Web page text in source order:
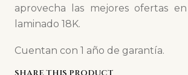
aprovecha las mejores ofertas
laminado 18K.
Cuentan con 1 año de garantía.